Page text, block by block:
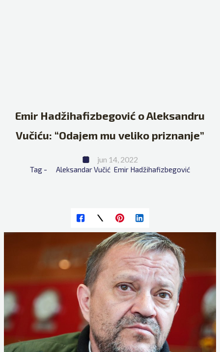
Emir Hadžihafizbegović o Aleksandru
Vučiću: “Odajem mu veliko priznanje”
jun 14, 2022
Tag - Aleksandar Vučić Emir Hadžihafizbegović